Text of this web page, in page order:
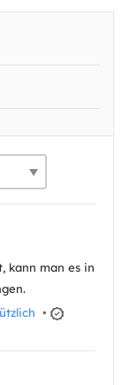
kann man es in
•